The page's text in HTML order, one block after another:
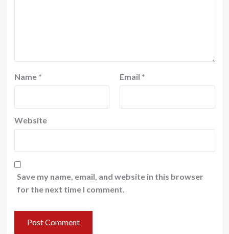
Name * Email *
Website
Save my name, email, and website in this browser
for the next time I comment.